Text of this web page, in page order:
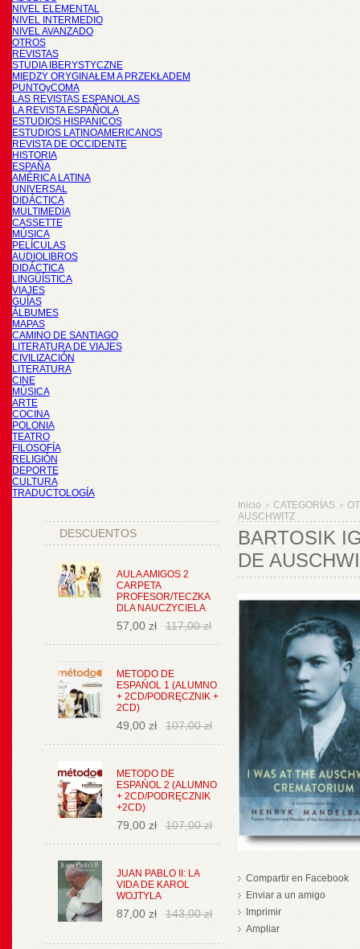
NIVEL ELEMENTAL
NIVEL INTERMEDIO
NIVEL AVANZADO
OTROS
REVISTAS
STUDIA IBERYSTYCZNE
MIĘDZY ORYGINAŁEM A PRZEKŁADEM
PUNTOyCOMA
LAS REVISTAS ESPANOLAS
LA REVISTA ESPAÑOLA
ESTUDIOS HISPANICOS
ESTUDIOS LATINOAMERICANOS
REVISTA DE OCCIDENTE
HISTORIA
ESPAÑA
AMÉRICA LATINA
UNIVERSAL
DIDÁCTICA
MULTIMEDIA
CASSETTE
MÚSICA
PELÍCULAS
AUDIOLIBROS
DIDÁCTICA
LINGÜÍSTICA
VIAJES
GUÍAS
ÁLBUMES
MAPAS
CAMINO DE SANTIAGO
LITERATURA DE VIAJES
CIVILIZACIÓN
LITERATURA
CINE
MÚSICA
ARTE
COCINA
POLONIA
TEATRO
FILOSOFÍA
RELIGIÓN
DEPORTE
CULTURA
TRADUCTOLOGÍA
DESCUENTOS
AULA AMIGOS 2
CARPETA
PROFESOR/TECZKA
DLA NAUCZYCIELA
57,00 zł 117,00 zł
METODO DE
ESPAŃOL 1 (ALUMNO
+ 2CD/PODRĘCZNIK +
2CD)
49,00 zł 107,00 zł
METODO DE
ESPAŃOL 2 (ALUMNO
+ 2CD/PODRĘCZNIK
+2CD)
79,00 zł 107,00 zł
JUAN PABLO II: LA
VIDA DE KAROL
WOJTYLA
87,00 zł 143,00 zł
Inicio > CATEGORÍAS >
AUSCHWITZ
BARTOSIK
DE
Compartir en Facebook
Enviar a un amigo
Imprimir
Ampliar